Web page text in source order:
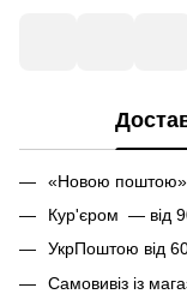
«Новою поштою»
Кур'єром — від
УкрПоштою від
Самовивіз із